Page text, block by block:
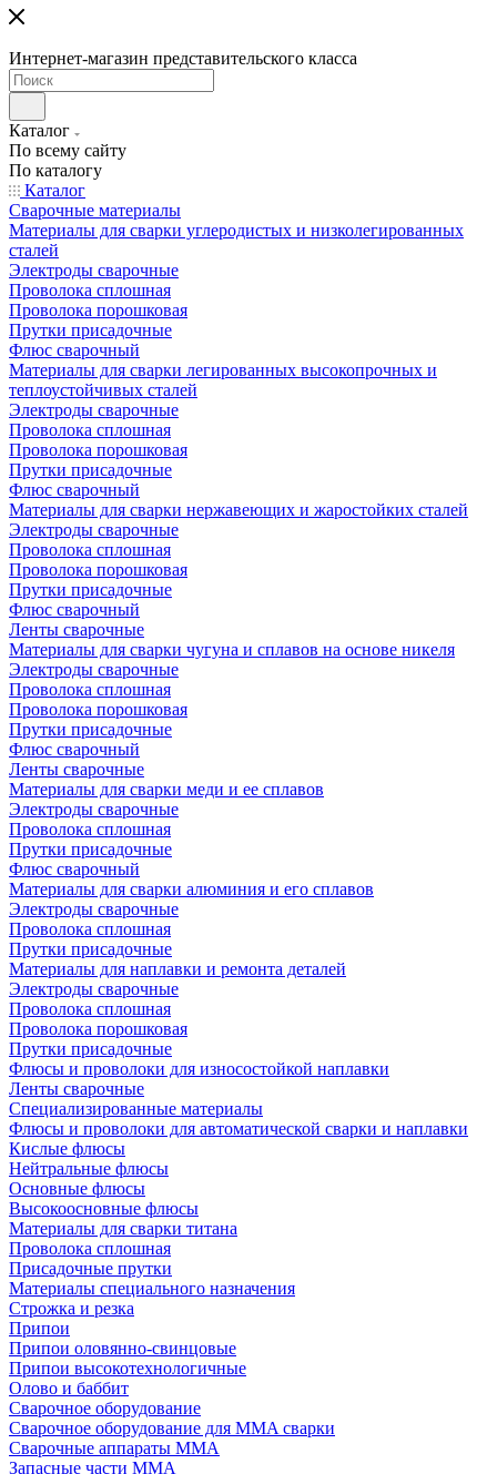
Интернет-магазин представительского класса
Каталог
По всему сайту
По каталогу
Каталог
Сварочные материалы
Материалы для сварки углеродистых и низколегированных
сталей
Электроды сварочные
Проволока сплошная
Проволока порошковая
Прутки присадочные
Флюс сварочный
Материалы для сварки легированных высокопрочных и
теплоустойчивых сталей
Электроды сварочные
Проволока сплошная
Проволока порошковая
Прутки присадочные
Флюс сварочный
Материалы для сварки нержавеющих и жаростойких сталей
Электроды сварочные
Проволока сплошная
Проволока порошковая
Прутки присадочные
Флюс сварочный
Ленты сварочные
Материалы для сварки чугуна и сплавов на основе никеля
Электроды сварочные
Проволока сплошная
Проволока порошковая
Прутки присадочные
Флюс сварочный
Ленты сварочные
Материалы для сварки меди и ее сплавов
Электроды сварочные
Проволока сплошная
Прутки присадочные
Флюс сварочный
Материалы для сварки алюминия и его сплавов
Электроды сварочные
Проволока сплошная
Прутки присадочные
Материалы для наплавки и ремонта деталей
Электроды сварочные
Проволока сплошная
Проволока порошковая
Прутки присадочные
Флюсы и проволоки для износостойкой наплавки
Ленты сварочные
Специализированные материалы
Флюсы и проволоки для автоматической сварки и наплавки
Кислые флюсы
Нейтральные флюсы
Основные флюсы
Высокоосновные флюсы
Материалы для сварки титана
Проволока сплошная
Присадочные прутки
Материалы специального назначения
Строжка и резка
Припои
Припои оловянно-свинцовые
Припои высокотехнологичные
Олово и баббит
Сварочное оборудование
Сварочное оборудование для MMA сварки
Сварочные аппараты MMA
Запасные части MMA